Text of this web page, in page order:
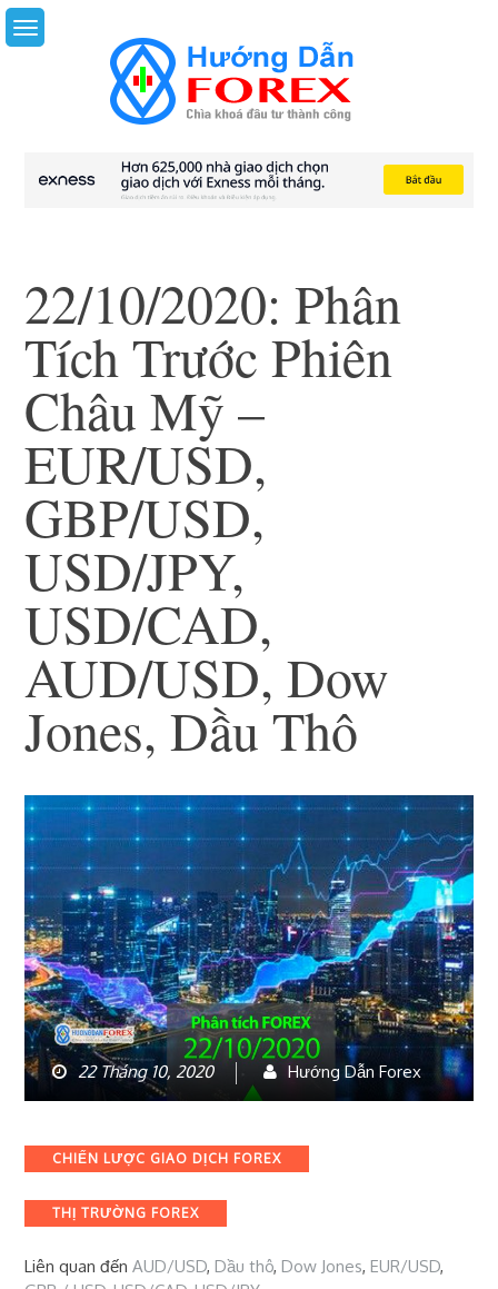
Skip
to
22/10/2020: Phân
Tích Trước Phiên
Châu Mỹ –
EUR/USD,
GBP/USD,
USD/JPY,
USD/CAD,
AUD/USD, Dow
Jones, Dầu Thô
22 Tháng 10, 2020 Hướng Dẫn Forex
Categories
CHIẾN LƯỢC GIAO DỊCH FOREX
THỊ TRƯỜNG FOREX
Liên quan đếnAUD/USD,Dầu thô,Dow Jones,EUR/USD,